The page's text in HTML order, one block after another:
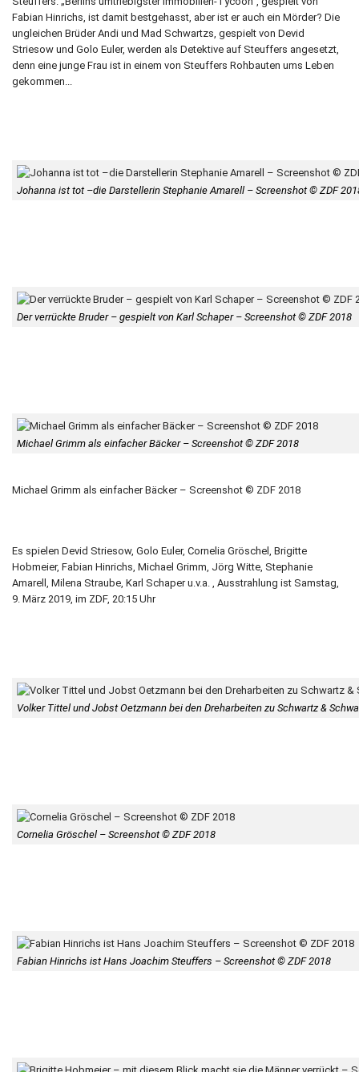
Fabian Hinrichs, ist damit bestgehasst, aber ist er auch ein Mörder? Die
ungleichen Brüder Andi und Mad Schwartzs, gespielt von Devid
Striesow und Golo Euler, werden als Detektive auf Steuffers angesetzt,
denn eine junge Frau ist in einem von Steuffers Rohbauten ums Leben
gekommen...
Johanna ist tot –die Darstellerin Stephanie Amarell – Screenshot © ZDF
Der verrückte Bruder – gespielt von Karl Schaper – Screenshot © ZDF 2018
Michael Grimm als einfacher Bäcker – Screenshot © ZDF 2018
Michael Grimm als einfacher Bäcker – Screenshot © ZDF 2018
Es spielen Devid Striesow, Golo Euler, Cornelia Gröschel, Brigitte
Hobmeier, Fabian Hinrichs, Michael Grimm, Jörg Witte, Stephanie
Amarell, Milena Straube, Karl Schaper u.v.a. , Ausstrahlung ist Samstag,
9. März 2019, im ZDF, 20:15 Uhr
Volker Tittel und Jobst Oetzmann bei den Dreharbeiten zu Schwartz &
Cornelia Gröschel – Screenshot © ZDF 2018
Fabian Hinrichs ist Hans Joachim Steuffers – Screenshot © ZDF 2018